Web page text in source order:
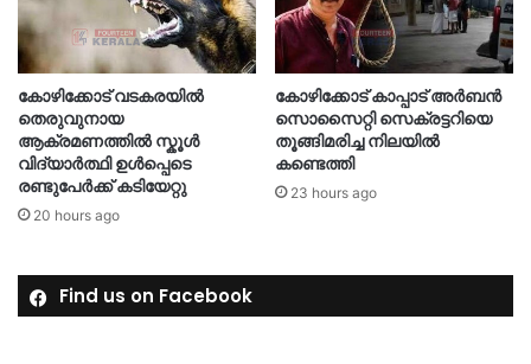
കോഴിക്കോട് വടകരയിൽ
തെരുവുനായ
ആക്രമണത്തിൽ സ്കൂൾ
വിദ്യാർത്ഥി ഉൾപ്പെടെ
രണ്ടുപേർക്ക് കടിയേറ്റു
20 hours ago
കോഴിക്കോട് കാപ്പാട് അര്‍ബന്‍
സൊസൈറ്റി സെക്രട്ടറിയെ
തൂങ്ങിമരിച്ച നിലയിൽ
കണ്ടെത്തി
23 hours ago
Find us on Facebook